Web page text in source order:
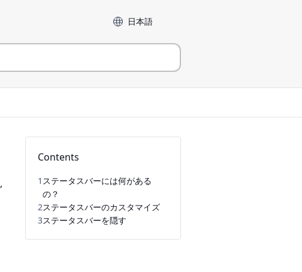
言語
Contents
1 ステータスバーには何がある
の？
2ステータスバーのカスタマイズ
3ステータスバーを隠す